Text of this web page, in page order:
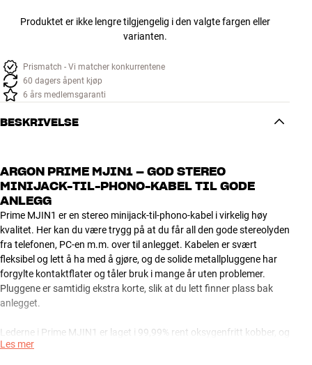
Produktet er ikke lengre tilgjengelig i den valgte fargen eller
varianten.
Prismatch - Vi matcher konkurrentene
60 dagers åpent kjøp
6 års medlemsgaranti
BESKRIVELSE
ARGON PRIME MJIN1 – GOD STEREO
MINIJACK-TIL-PHONO-KABEL TIL GODE
ANLEGG
Prime MJIN1 er en stereo minijack-til-phono-kabel i virkelig høy
kvalitet. Her kan du være trygg på at du får all den gode stereolyden
fra telefonen, PC-en m.m. over til anlegget. Kabelen er svært
fleksibel og lett å ha med å gjøre, og de solide metallpluggene har
forgylte kontaktflater og tåler bruk i mange år uten problemer.
Pluggene er samtidig ekstra korte, slik at du lett finner plass bak
anlegget.
Lederne i Prime MJIN1 er laget i 99,99% rent oksygenfritt kobber, og
kabelen er skjermet for at innstrålet støy ikke skal forurense
Les mer